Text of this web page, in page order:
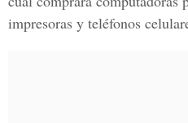
impresoras y teléfonos